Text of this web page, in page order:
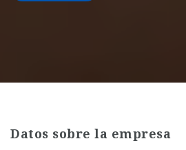
Datos sobre la empresa